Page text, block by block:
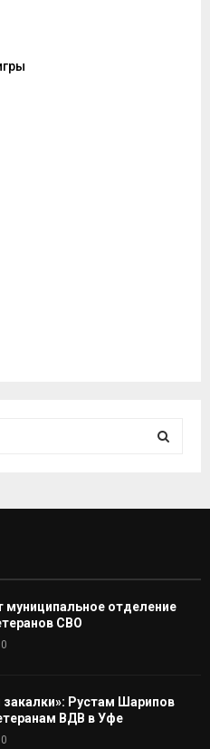
С
А
муниципальное отделение
СВО
0
Рустам Шарипов
ВДВ в Уфе
0